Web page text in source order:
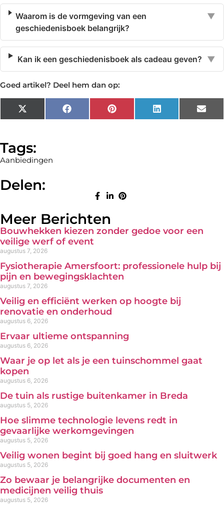
Waarom is de vormgeving van een
geschiedenisboek belangrijk?
▼
Kan ik een geschiedenisboek als cadeau geven? ▼
Goed artikel? Deel hem dan op:
X
(Twitter)
Facebook Pinterest LinkedIn
Tags:
Aanbiedingen
Delen:
Meer Berichten
Bouwhekken kiezen zonder gedoe voor een
veilige werf of event
augustus 7, 2026
Fysiotherapie Amersfoort: professionele hulp bij
pijn en bewegingsklachten
augustus 7, 2026
Veilig en efficiënt werken op hoogte bij
renovatie en onderhoud
augustus 6, 2026
Ervaar ultieme ontspanning
augustus 6, 2026
Waar je op let als je een tuinschommel gaat
kopen
augustus 6, 2026
De tuin als rustige buitenkamer in Breda
augustus 5, 2026
Hoe slimme technologie levens redt in
gevaarlijke werkomgevingen
augustus 5, 2026
Veilig wonen begint bij goed hang en sluitwerk
augustus 5, 2026
Zo bewaar je belangrijke documenten en
medicijnen veilig thuis
augustus 5, 2026